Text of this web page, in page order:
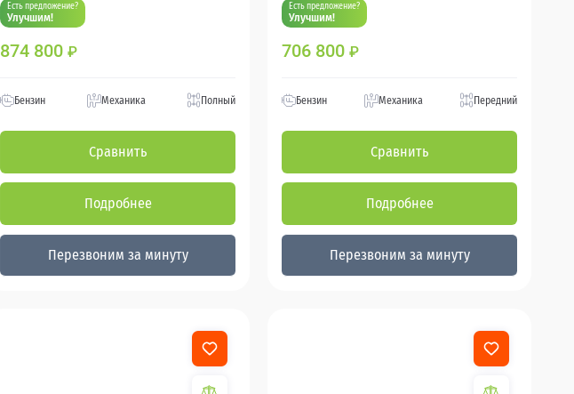
Есть предложение?
Улучшим!
874 800 ₽
Бензин Механика Полный
Сравнить
Подробнее
Перезвоним за минуту
Есть предложение?
Улучшим!
706 800 ₽
Бензин Механика Передний
Сравнить
Подробнее
Перезвоним за минуту